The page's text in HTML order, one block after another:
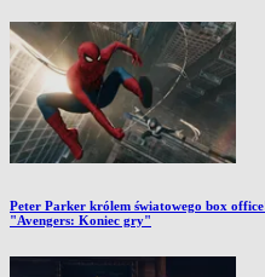
Peter Parker królem światowego box
"Avengers: Koniec gry"